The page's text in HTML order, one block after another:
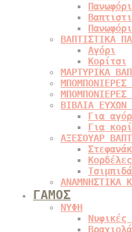
ΒΑΠΤΙΣΤΙΚΑ
Αγόρι
Κορίτσι
ΜΑΡΤΥΡΙΚΑ
ΜΠΟΜΠΟΝΙΕΡΕΣ
ΜΠΟΜΠΟΝΙΕΡΕΣ
ΒΙΒΛΙΑ ΕΥΧΩΝ
Για
Για
ΑΞΕΣΟΥΑΡ
Κορδέλες
ΑΝΑΜΝΗΣΤΙΚΑ
ΓΑΜΟΣ
ΝΥΦΗ
Νυφικές